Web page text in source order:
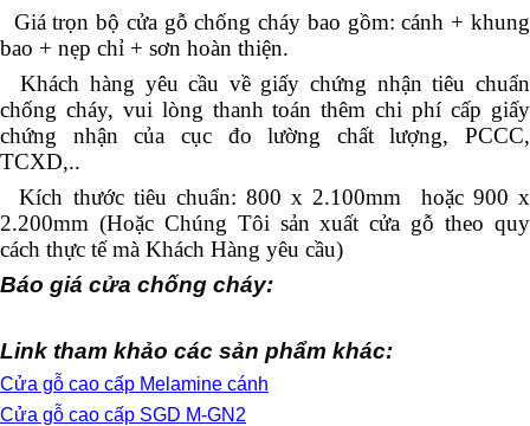
Giá trọn bộ cửa gỗ chống cháy bao gồm: cánh + khung
bao + nẹp chỉ + sơn hoàn thiện.
Khách hàng yêu cầu về giấy chứng nhận tiêu chuẩn
chống cháy, vui lòng thanh toán thêm chi phí cấp giấy
chứng nhận của cục đo lường chất lượng, PCCC,
TCXD,..
Kích thước tiêu chuẩn: 800 x 2.100mm hoặc 900 x
2.200mm (Hoặc Chúng Tôi sản xuất cửa gỗ theo quy
cách thực tế mà Khách Hàng yêu cầu)
Báo giá cửa chống cháy:
Link tham khảo các sản phẩm khác:
Cửa gỗ cao cấp Melamine cánh
Cửa gỗ cao cấp SGD M-GN2